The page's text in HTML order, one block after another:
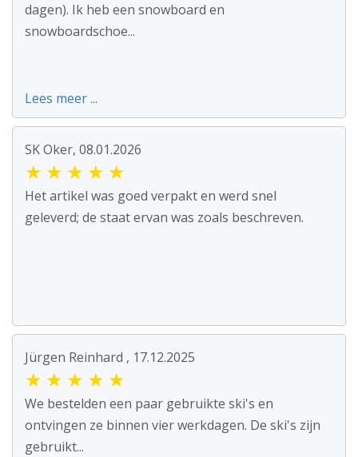
dagen). Ik heb een snowboard en
snowboardschoe...
Lees meer ...
SK Oker, 08.01.2026
★ ★ ★ ★ ★
Het artikel was goed verpakt en werd snel
geleverd; de staat ervan was zoals beschreven.
Jürgen Reinhard , 17.12.2025
★ ★ ★ ★ ★
We bestelden een paar gebruikte ski's en
ontvingen ze binnen vier werkdagen. De ski's zijn
gebruikt...